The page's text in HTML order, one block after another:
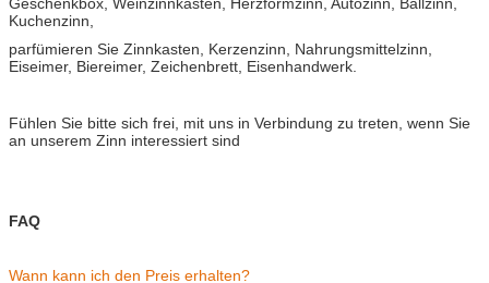
Kuchenzinn,
parfümieren Sie Zinnkasten, Kerzenzinn, Nahrungsmittelzinn,
Eiseimer, Biereimer, Zeichenbrett, Eisenhandwerk.
Fühlen Sie bitte sich frei, mit uns in Verbindung zu treten, wenn Sie
an unserem Zinn interessiert sind
FAQ
Wann kann ich den Preis erhalten?